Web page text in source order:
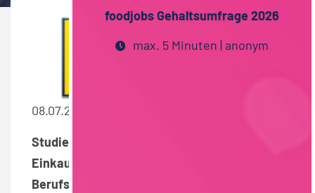
08.07.2021, foodjobs.de.
Studierende, die sich für eine Tätigkeit im
Einkauf interessieren und mehr über den
Berufseinstieg als Trainee erfahren
foodjobs Gehaltsumfrage 2026
max. 5 Minuten | anonym